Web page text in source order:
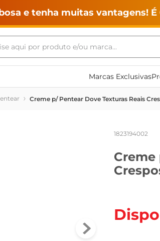
e tenha muitas vantagens!
aqui por produto e/ou marca...
Marcas Exclusivas
Creme p/ Pentear Dove Texturas Reais
1823194002
Creme
mais buscados
lavar